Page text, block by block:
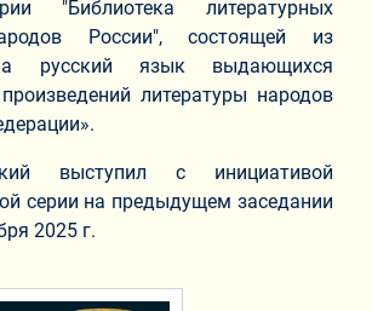
"Библиотека литературных
России", состоящей из
русский язык выдающихся
литературы народов
выступил с инициативой
серии на предыдущем заседании
2025 г.